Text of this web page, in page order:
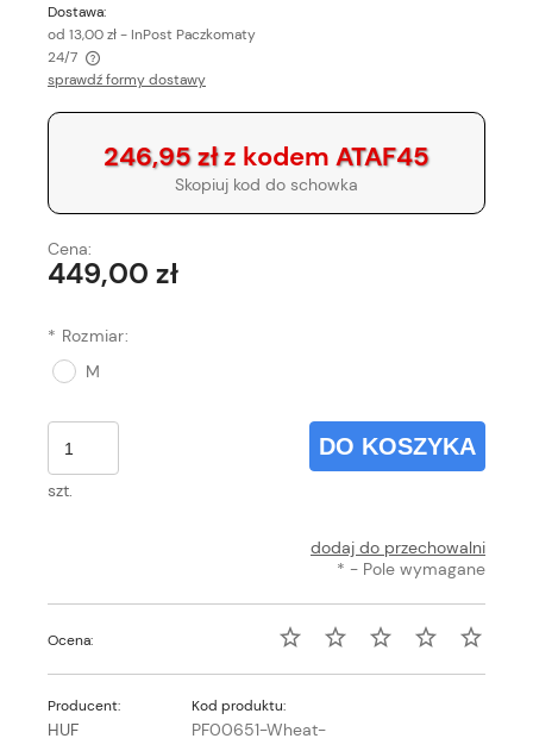
Dostawa:
od 13,00 zł- InPost Paczkomaty
24/7
Cena nie zawiera ewentualnych kosztów płatności
sprawdź formy dostawy
246,95 złz kodem ATAF45
Skopiuj kod do schowka
Cena:
449,00 zł
* Rozmiar:
M
szt.
DO KOSZYKA
dodaj do przechowalni
* - Pole wymagane
Ocena:
Producent:
HUF
Kod produktu:
PF00651-Wheat-